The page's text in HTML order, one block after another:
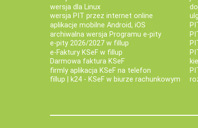
wersja dla Linux
wersja PIT przez internet online
aplikacje mobilne Android, iOS
archiwalna wersja Programu e-pity
e-pity 2026/2027 w fillup
e‑Faktury KSeF w fillup
Darmowa faktura KSeF
firmly aplikacja KSeF na telefon
fillup | k24 - KSeF w biurze rachunkowym